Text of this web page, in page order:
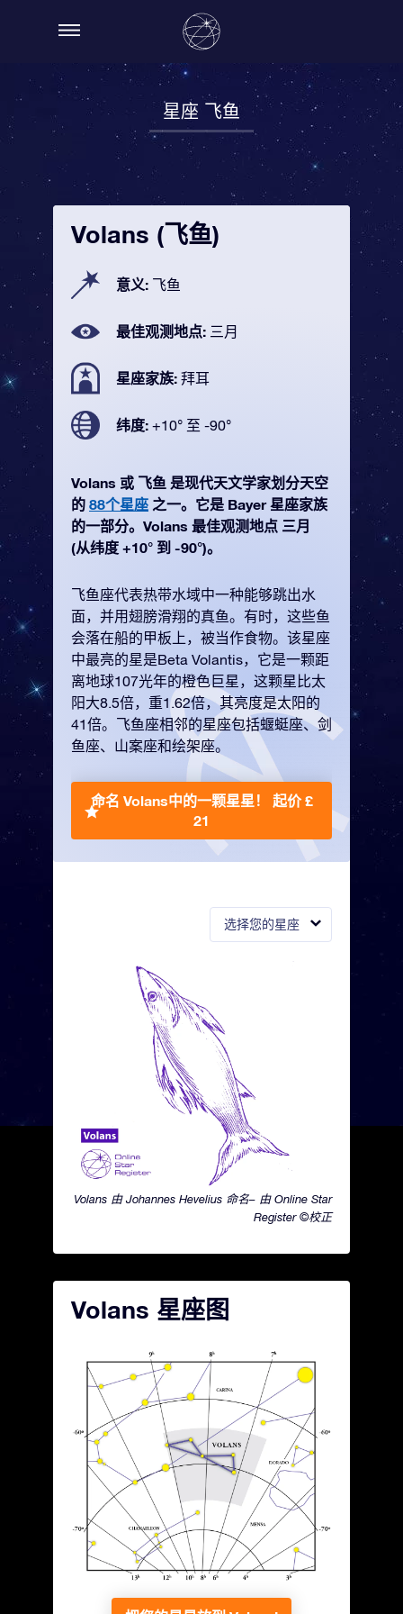
星座 飞鱼
选择您的星座
Volans 由 Johannes Hevelius 命名– 由 Online Star
Register ©校正
Volans (飞鱼)
意义: 飞鱼
最佳观测地点: 三月
星座家族: 拜耳
纬度: +10° 至 -90°
Volans 或 飞鱼 是现代天文学家划分天空
的 88个星座 之一。它是 Bayer 星座家族
的一部分。Volans 最佳观测地点 三月
(从纬度 +10° 到 -90°)。
飞鱼座代表热带水域中一种能够跳出水
面，并用翅膀滑翔的真鱼。有时，这些鱼
会落在船的甲板上，被当作食物。该星座
中最亮的星是Beta Volantis，它是一颗距
离地球107光年的橙色巨星，这颗星比太
阳大8.5倍，重1.62倍，其亮度是太阳的
41倍。飞鱼座相邻的星座包括蝘蜓座、剑
鱼座、山案座和绘架座。
命名 Volans中的一颗星星！ 起价 £
21
Volans 星座图